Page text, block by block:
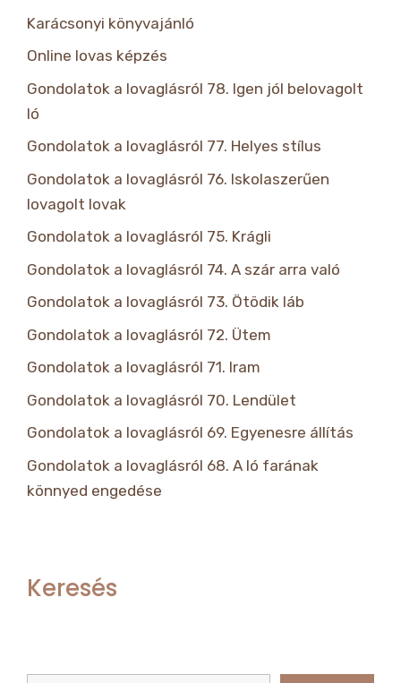
Karácsonyi könyvajánló
Online lovas képzés
Gondolatok a lovaglásról 78. Igen jól belovagolt
ló
Gondolatok a lovaglásról 77. Helyes stílus
Gondolatok a lovaglásról 76. Iskolaszerűen
lovagolt lovak
Gondolatok a lovaglásról 75. Krágli
Gondolatok a lovaglásról 74. A szár arra való
Gondolatok a lovaglásról 73. Ötödik láb
Gondolatok a lovaglásról 72. Ütem
Gondolatok a lovaglásról 71. Iram
Gondolatok a lovaglásról 70. Lendület
Gondolatok a lovaglásról 69. Egyenesre állítás
Gondolatok a lovaglásról 68. A ló farának
könnyed engedése
Keresés